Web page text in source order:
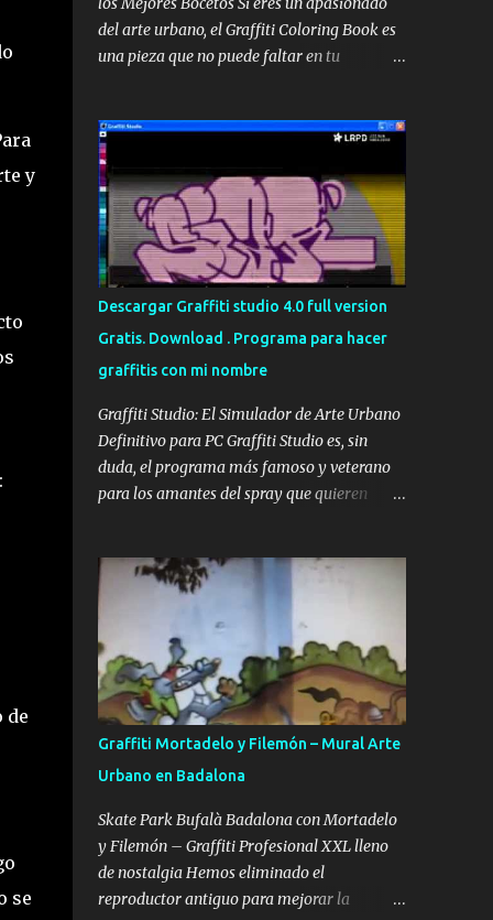
y
de
se
del arte urbano, el Graffiti Coloring Book es
una pieza que no puede faltar en tu
recopilación de alta calidad que reúne los
bocetos de los sesenta mejores graffiteros
escandinavos, incluyendo leyendas como
Nug, Egs y Bates . Portada del Graffiti
Coloring Book, ideal para artistas y
aficionados Estos maestros del spray han
definido los bordes de sus trabajos más
icónicos, dejando el espacio en blanco para
que tú tomes el control. Aunque muchos
piensen que es un libro para niños, su
adultos y artistas que buscan perfeccionar
su técnica de color y sombreado. El autor
detrás de esta obra es Uzi , miembro de la
WUFC , una de las crews más famosas y
Descargar Graffiti studio 4.0 full version
Gratis. Download . Programa para hacer
graffitis con mi nombre
Graffiti Studio: El Simulador de Arte Urbano
Definitivo para PC Graffiti Studio es, sin
duda, el programa más famoso y veterano
para los amantes del spray que quieren
piezas realistas sobre vagones de tren,
camiones y paredes de todo el mundo,
convirtiéndose en la mejor alternativa a los
bocetos en papel y una forma increíble de
practicar desde casa con el ordenador.
Gracias a su motor gráfico sencillo pero
eficaz, ofrece una sensación de profundidad
y textura que pocos simuladores gratuitos
han logrado igualar hasta la fecha. Lo que
hace especial a este simulador es su
capacidad para replicar la experiencia de
pintar en la calle con un realismo
sorprendente. Es ideal tanto para escritores
Graffiti Mortadelo y Filemón – Mural Arte
Urbano en Badalona
Skate Park Bufalà Badalona con Mortadelo
y Filemón – Graffiti Profesional XXL lleno
de nostalgia Hemos eliminado el
reproductor antiguo para mejorar la